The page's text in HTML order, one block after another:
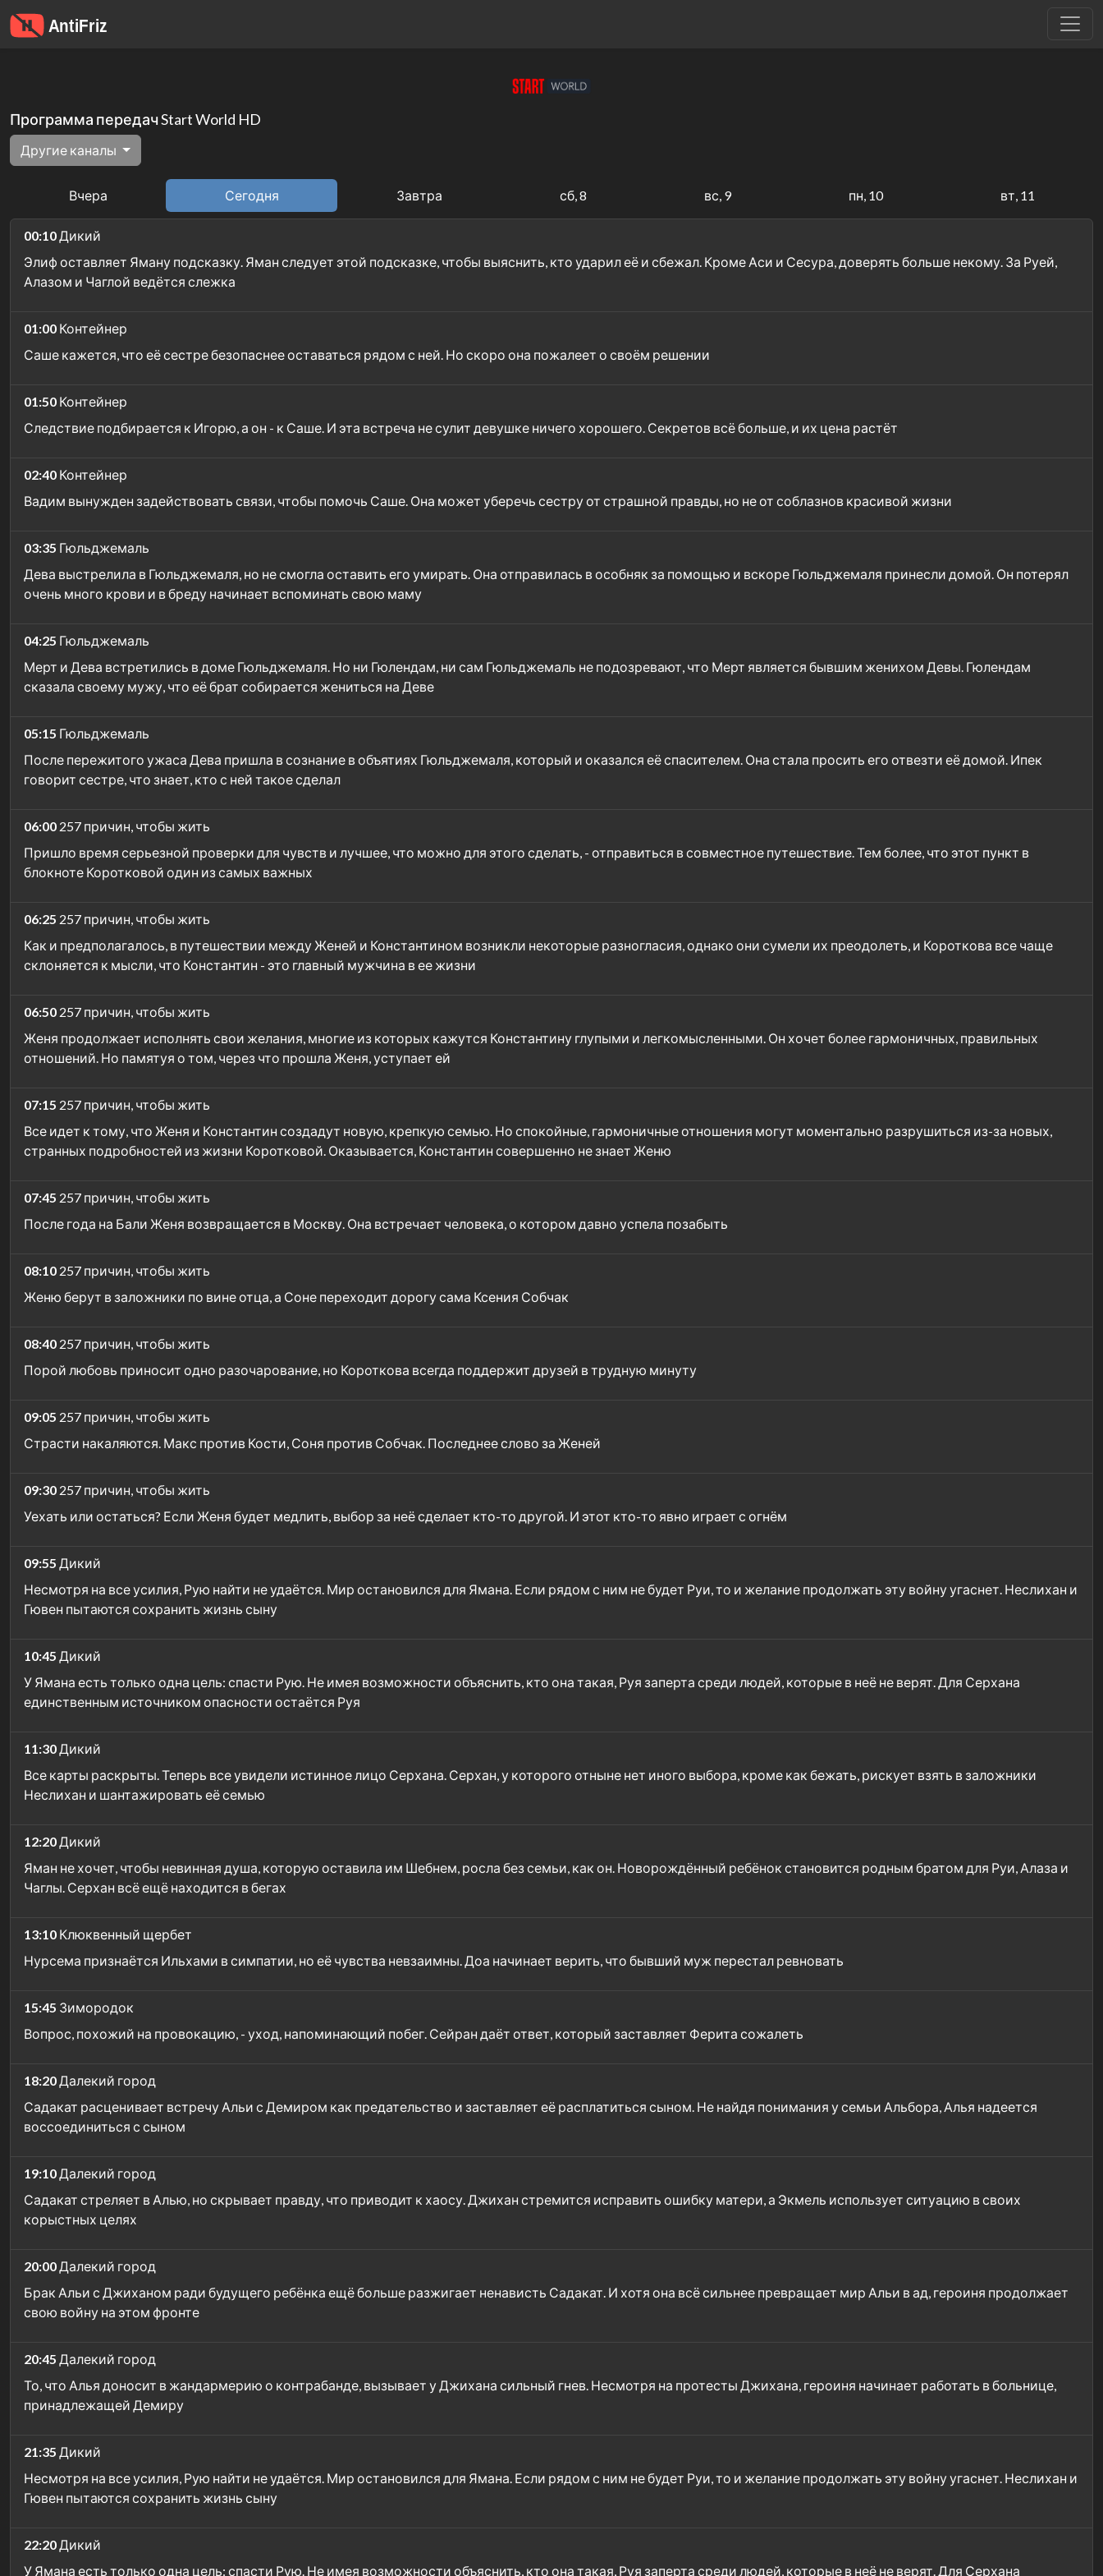
Программа передач Start World HD
Другие каналы
Вчера Сегодня Завтра сб, 8 вс, 9 пн, 10 вт, 11
00:10Дикий
Элиф оставляет Яману подсказку. Яман следует этой подсказке, чтобы выяснить, кто ударил её и сбежал. Кроме Аси и Сесура, доверять больше некому. За Руей,
Алазом и Чаглой ведётся слежка
01:00 Контейнер
Саше кажется, что её сестре безопаснее оставаться рядом с ней. Но скоро она пожалеет о своём решении
01:50 Контейнер
Следствие подбирается к Игорю, а он - к Саше. И эта встреча не сулит девушке ничего хорошего. Секретов всё больше, и их цена растёт
02:40 Контейнер
Вадим вынужден задействовать связи, чтобы помочь Саше. Она может уберечь сестру от страшной правды, но не от соблазнов красивой жизни
03:35 Гюльджемаль
Дева выстрелила в Гюльджемаля, но не смогла оставить его умирать. Она отправилась в особняк за помощью и вскоре Гюльджемаля принесли домой. Он потерял
очень много крови и в бреду начинает вспоминать свою маму
04:25 Гюльджемаль
Мерт и Дева встретились в доме Гюльджемаля. Но ни Гюлендам, ни сам Гюльджемаль не подозревают, что Мерт является бывшим женихом Девы. Гюлендам
сказала своему мужу, что её брат собирается жениться на Деве
05:15 Гюльджемаль
После пережитого ужаса Дева пришла в сознание в объятиях Гюльджемаля, который и оказался её спасителем. Она стала просить его отвезти её домой. Ипек
говорит сестре, что знает, кто с ней такое сделал
06:00 257 причин, чтобы жить
Пришло время серьезной проверки для чувств и лучшее, что можно для этого сделать, - отправиться в совместное путешествие. Тем более, что этот пункт в
блокноте Коротковой один из самых важных
06:25 257 причин, чтобы жить
Как и предполагалось, в путешествии между Женей и Константином возникли некоторые разногласия, однако они сумели их преодолеть, и Короткова все чаще
склоняется к мысли, что Константин - это главный мужчина в ее жизни
06:50 257 причин, чтобы жить
Женя продолжает исполнять свои желания, многие из которых кажутся Константину глупыми и легкомысленными. Он хочет более гармоничных, правильных
отношений. Но памятуя о том, через что прошла Женя, уступает ей
07:15 257 причин, чтобы жить
Все идет к тому, что Женя и Константин создадут новую, крепкую семью. Но спокойные, гармоничные отношения могут моментально разрушиться из-за новых,
странных подробностей из жизни Коротковой. Оказывается, Константин совершенно не знает Женю
07:45 257 причин, чтобы жить
После года на Бали Женя возвращается в Москву. Она встречает человека, о котором давно успела позабыть
08:10 257 причин, чтобы жить
Женю берут в заложники по вине отца, а Соне переходит дорогу сама Ксения Собчак
08:40 257 причин, чтобы жить
Порой любовь приносит одно разочарование, но Короткова всегда поддержит друзей в трудную минуту
09:05 257 причин, чтобы жить
Страсти накаляются. Макс против Кости, Соня против Собчак. Последнее слово за Женей
09:30 257 причин, чтобы жить
Уехать или остаться? Если Женя будет медлить, выбор за неё сделает кто-то другой. И этот кто-то явно играет с огнём
09:55 Дикий
Несмотря на все усилия, Рую найти не удаётся. Мир остановился для Ямана. Если рядом с ним не будет Руи, то и желание продолжать эту войну угаснет. Неслихан и
Гювен пытаются сохранить жизнь сыну
10:45 Дикий
У Ямана есть только одна цель: спасти Рую. Не имея возможности объяснить, кто она такая, Руя заперта среди людей, которые в неё не верят. Для Серхана
единственным источником опасности остаётся Руя
11:30Дикий
Все карты раскрыты. Теперь все увидели истинное лицо Серхана. Серхан, у которого отныне нет иного выбора, кроме как бежать, рискует взять в заложники
Неслихан и шантажировать её семью
12:20Дикий
Яман не хочет, чтобы невинная душа, которую оставила им Шебнем, росла без семьи, как он. Новорождённый ребёнок становится родным братом для Руи, Алаза и
Чаглы. Серхан всё ещё находится в бегах
13:10 Клюквенный щербет
Нурсема признаётся Ильхами в симпатии, но её чувства невзаимны. Доа начинает верить, что бывший муж перестал ревновать
15:45 Зимородок
Вопрос, похожий на провокацию, - уход, напоминающий побег. Сейран даёт ответ, который заставляет Ферита сожалеть
18:20Далекий город
Садакат расценивает встречу Альи с Демиром как предательство и заставляет её расплатиться сыном. Не найдя понимания у семьи Альбора, Алья надеется
воссоединиться с сыном
19:10Далекий город
Садакат стреляет в Алью, но скрывает правду, что приводит к хаосу. Джихан стремится исправить ошибку матери, а Экмель использует ситуацию в своих
корыстных целях
20:00Далекий город
Брак Альи с Джиханом ради будущего ребёнка ещё больше разжигает ненависть Садакат. И хотя она всё сильнее превращает мир Альи в ад, героиня продолжает
свою войну на этом фронте
20:45 Далекий город
То, что Алья доносит в жандармерию о контрабанде, вызывает у Джихана сильный гнев. Несмотря на протесты Джихана, героиня начинает работать в больнице,
принадлежащей Демиру
21:35 Дикий
Несмотря на все усилия, Рую найти не удаётся. Мир остановился для Ямана. Если рядом с ним не будет Руи, то и желание продолжать эту войну угаснет. Неслихан и
Гювен пытаются сохранить жизнь сыну
22:20Дикий
У Ямана есть только одна цель: спасти Рую. Не имея возможности объяснить, кто она такая, Руя заперта среди людей, которые в неё не верят. Для Серхана